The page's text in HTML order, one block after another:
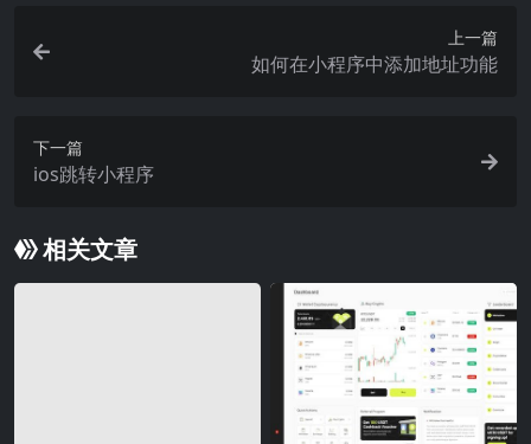
上一篇
如何在小程序中添加地址功能
下一篇
ios跳转小程序
相关文章